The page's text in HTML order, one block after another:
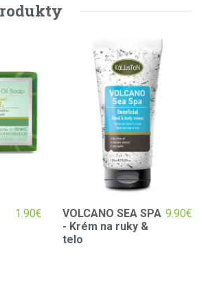
1.90€
VOLCANO SEA SPA
- Krém na ruky &
telo
9.90€